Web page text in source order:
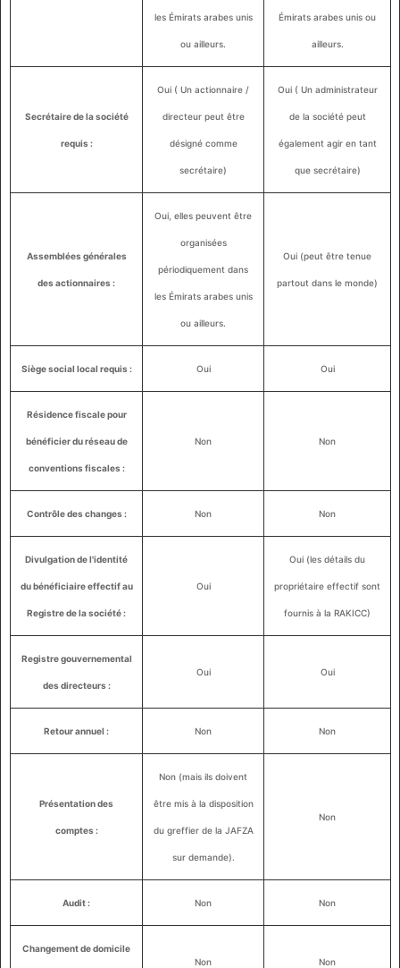
les Émirats arabes unis
ou ailleurs.
Émirats arabes unis ou
ailleurs.
Secrétaire de la société
requis :
Oui ( Un actionnaire /
directeur peut être
désigné comme
secrétaire)
Oui ( Un administrateur
de la société peut
également agir en tant
que secrétaire)
Assemblées générales
des actionnaires :
Oui, elles peuvent être
organisées
périodiquement dans
les Émirats arabes unis
ou ailleurs.
Oui (peut être tenue
partout dans le monde)
Siège social local requis : Oui Oui
Résidence fiscale pour
bénéficier du réseau de
conventions fiscales :
Non Non
Contrôle des changes : Non Non
Divulgation de l'identité
du bénéficiaire effectif au
Registre de la société :
Oui
Oui (les détails du
propriétaire effectif sont
fournis à la RAKICC)
Registre gouvernemental
des directeurs :
Oui Oui
Retour annuel : Non Non
Présentation des
comptes :
Non (mais ils doivent
être mis à la disposition
du greffier de la JAFZA
sur demande).
Non
Audit : Non Non
Changement de domicile
Non
Non